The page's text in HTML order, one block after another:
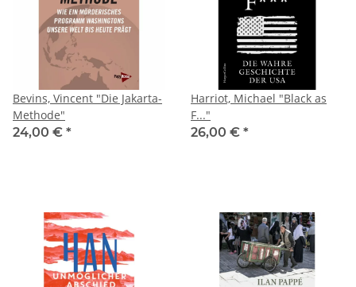
Bevins, Vincent "Die Jakarta-
Methode"
24,00 € *
Harriot, Michael "Black as
F..."
26,00 € *